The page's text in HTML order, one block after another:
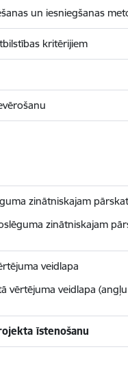
un iesniegšanas
kritērijiem
zinātniskajam
zinātniskajam
veidlapa
vērtējuma veidlapa
īstenošanu